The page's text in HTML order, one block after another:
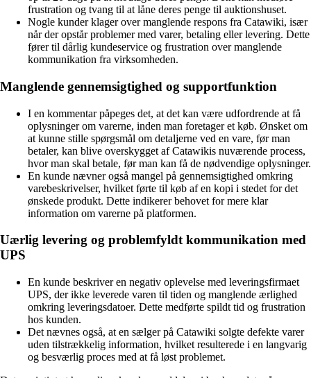
frustration og tvang til at låne deres penge til auktionshuset.
Nogle kunder klager over manglende respons fra Catawiki, især
når der opstår problemer med varer, betaling eller levering. Dette
fører til dårlig kundeservice og frustration over manglende
kommunikation fra virksomheden.
Manglende gennemsigtighed og supportfunktion
I en kommentar påpeges det, at det kan være udfordrende at få
oplysninger om varerne, inden man foretager et køb. Ønsket om
at kunne stille spørgsmål om detaljerne ved en vare, før man
betaler, kan blive overskygget af Catawikis nuværende process,
hvor man skal betale, før man kan få de nødvendige oplysninger.
En kunde nævner også mangel på gennemsigtighed omkring
varebeskrivelser, hvilket førte til køb af en kopi i stedet for det
ønskede produkt. Dette indikerer behovet for mere klar
information om varerne på platformen.
Uærlig levering og problemfyldt kommunikation med
UPS
En kunde beskriver en negativ oplevelse med leveringsfirmaet
UPS, der ikke leverede varen til tiden og manglende ærlighed
omkring leveringsdatoer. Dette medførte spildt tid og frustration
hos kunden.
Det nævnes også, at en sælger på Catawiki solgte defekte varer
uden tilstrækkelig information, hvilket resulterede i en langvarig
og besværlig proces med at få løst problemet.